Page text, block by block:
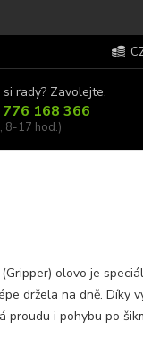
rady? Zavolejte.
168 366
8-17 hod.)
olovo je
držela na dně. Díky
proudu i pohybu po